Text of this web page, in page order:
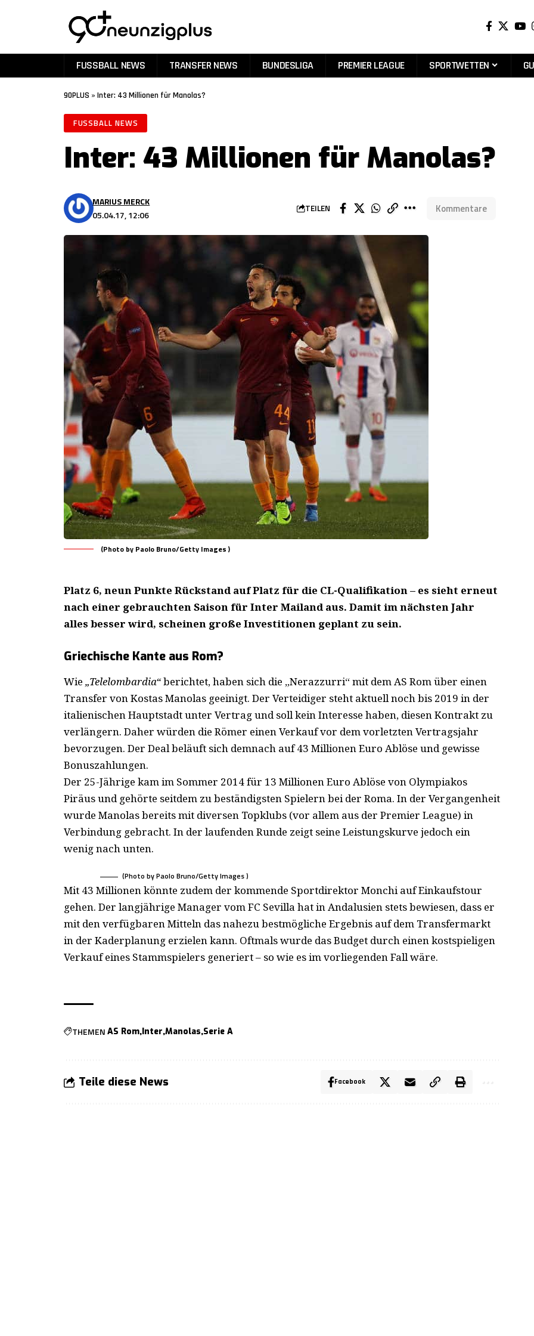
FUSSBALL NEWS TRANSFER NEWS BUNDESLIGA PREMIER LEAGUE SPORTWETTEN
90PLUS » Inter: 43 Millionen für Manolas?
FUSSBALL NEWS
Inter: 43 Millionen für Manolas?
05.04.17, 12:06
MARIUS MERCK
TEILEN Kommentare
(Photo by Paolo Bruno/Getty Images )
Platz 6, neun Punkte Rückstand auf Platz für die CL-Qualifikation – es sieht erneut
nach einer gebrauchten Saison für Inter Mailand aus. Damit im nächsten Jahr
alles besser wird, scheinen große Investitionen geplant zu sein.
Griechische Kante aus Rom?
Wie „Telelombardia“berichtet, haben sich die „Nerazzurri“ mit dem AS Rom über einen
Transfer von Kostas Manolas geeinigt. Der Verteidiger steht aktuell noch bis 2019 in der
italienischen Hauptstadt unter Vertrag und soll kein Interesse haben, diesen Kontrakt zu
verlängern. Daher würden die Römer einen Verkauf vor dem vorletzten Vertragsjahr
bevorzugen. Der Deal beläuft sich demnach auf 43 Millionen Euro Ablöse und gewisse
Bonuszahlungen.
Der 25-Jährige kam im Sommer 2014 für 13 Millionen Euro Ablöse von Olympiakos
Piräus und gehörte seitdem zu beständigsten Spielern bei der Roma. In der Vergangenheit
wurde Manolas bereits mit diversen Topklubs (vor allem aus der Premier League) in
Verbindung gebracht. In der laufenden Runde zeigt seine Leistungskurve jedoch ein
wenig nach unten.
(Photo by Paolo Bruno/Getty Images )
Mit 43 Millionen könnte zudem der kommende Sportdirektor Monchi auf Einkaufstour
gehen. Der langjährige Manager vom FC Sevilla hat in Andalusien stets bewiesen, dass er
mit den verfügbaren Mitteln das nahezu bestmögliche Ergebnis auf dem Transfermarkt
in der Kaderplanung erzielen kann. Oftmals wurde das Budget durch einen kostspieligen
Verkauf eines Stammspielers generiert – so wie es im vorliegenden Fall wäre.
THEMEN AS Rom Inter Manolas Serie A
Teile diese News Facebook